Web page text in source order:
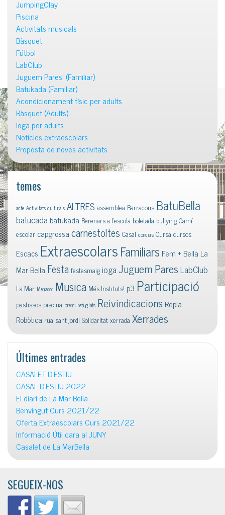
JumpingClay
Piscina
Activitats musicals
Bàsquet
Fútbol
LabClub
Juguem Pares! (Familiar)
Batukada (Familiar)
Acondicionament físic per adults
Bàsquet (Adults)
Ioga per adults
Notícies extraescolars
Proposta de noves activitats
temes
acte Activitats culturals ALTRES assemblea Barracons BatuBella
batucadabatukada Berenars a l'escola boletada bullyingCamí
escolar capgrossacarnestoltes Casal concurs Cursa cursos
Escacs ExtraescolarsFamiliars Fem + Bella La
Mar Bella FestafestesmaigiogaJuguem ParesLabClub
La Mar Menjador Musica Més Instituts! p3 Participació
pastissos piscina premi refugiats Reivindicacions Repla
Robòtica rua sant jordi Solidaritatxerrada Xerrades
Últimes entrades
CASALET D’ESTIU
CASAL D’ESTIU 2022
El diari de La Mar Bella
Benvingut Curs 2021/22
Oferta Extraescolars Curs 2021/22
Informació Útil cara al JUNY
Casalet de La MarBella
SEGUEIX-NOS